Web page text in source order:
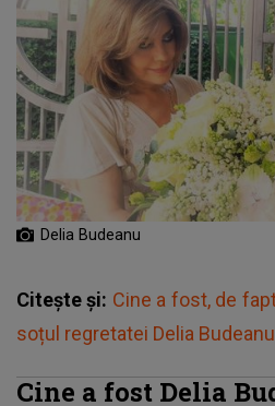
Delia Budeanu
Citește și: Cine a fost, de
soțul regretatei Delia Budeanu
Cine a fost Delia